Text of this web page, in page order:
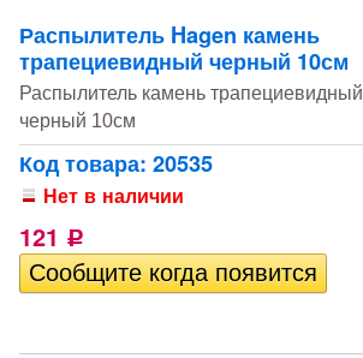
Распылитель Hagen камень
трапециевидный черный 10см
Распылитель камень трапециевидный
черный 10см
Код товара: 20535
Нет в наличии
121 Р